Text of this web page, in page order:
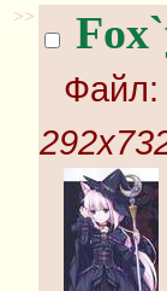
>>
Файл: